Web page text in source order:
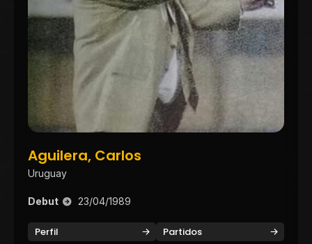
Aguilera, Carlos
Uruguay
Debut 23/04/1989
Perfil Partidos